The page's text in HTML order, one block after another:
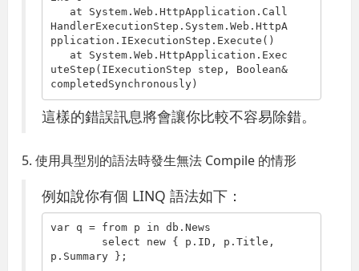
HandlerExecutionStep.System.Web.HttpA
pplication.IExecutionStep.Execute()
uteStep(IExecutionStep step, Boolean&
completedSynchronously)
這樣的錯誤訊息將會讓你比較不容易除錯。
5. 使用具型別的語法時發生無法 Compile 的情形
例如說你有個 LINQ 語法如下：
var q = from p in db.News
select
new { p.ID, p.Title,
p.Summary };